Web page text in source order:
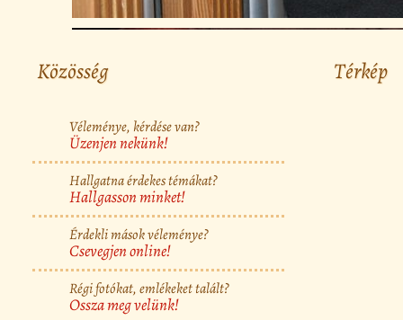
Közösség
Véleménye, kérdése van?
Üzenjen nekünk!
Hallgatna érdekes témákat?
Hallgasson minket!
Érdekli mások véleménye?
Csevegjen online!
Régi fotókat, emlékeket talált?
Ossza meg velünk!
Térkép